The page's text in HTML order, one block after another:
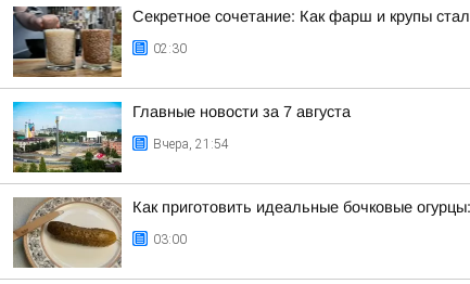
Секретное сочетание: Как фарш и крупы
02:30
Главные новости за 7 августа
Вчера, 21:54
Как приготовить идеальные бочковые
03:00